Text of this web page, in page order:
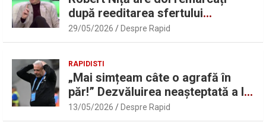
după reeditarea sfertului
UEFAntastic: „Lideri în teren” |
Sport.ro
29/05/2026 Despre Rapid
RAPIDISTI
„Mai simțeam câte o agrafă în
păr!” Dezvăluirea neașteptată a lui
Marius Șumudică despre Daniel
Pancu
13/05/2026 Despre Rapid